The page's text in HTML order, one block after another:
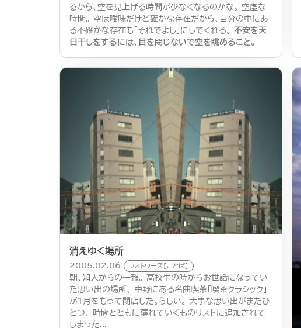
るから、空を見上げる時間が少なくなるのかな。 空虚な
時間。 空は曖昧だけど確かな存在だから、自分の中にあ
る不確かな存在も「それでよし」にしてくれる。 不安を天
日干しをするには、目を閉じないで空を眺めること。
消えゆく場所
2005.02.06 フォトワーズ[ことば]
朝、知人からの一報。 高校生の時からお世話になってい
た思い出の場所、 中野にある名曲喫茶「喫茶クラシック」
が１月をもって閉店した。らしい。 大事な思い出がまたひ
とつ、 時間とともに薄れていくものリストに追加されて
しまった...